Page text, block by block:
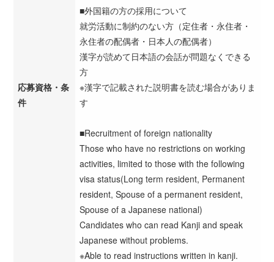
応募資格・条
件
■外国籍の方の採用について
就労活動に制約のない方（定住者・永住者・
永住者の配偶者・日本人の配偶者）
漢字が読めて日本語の会話が問題なくできる
方
※漢字で記載された説明書を読む場合がありま
す
■Recruitment of foreign nationality
Those who have no restrictions on working
activities, limited to those with the following
visa status(Long term resident, Permanent
resident, Spouse of a permanent resident,
Spouse of a Japanese national)
Candidates who can read Kanji and speak
Japanese without problems.
※Able to read instructions written in kanji.